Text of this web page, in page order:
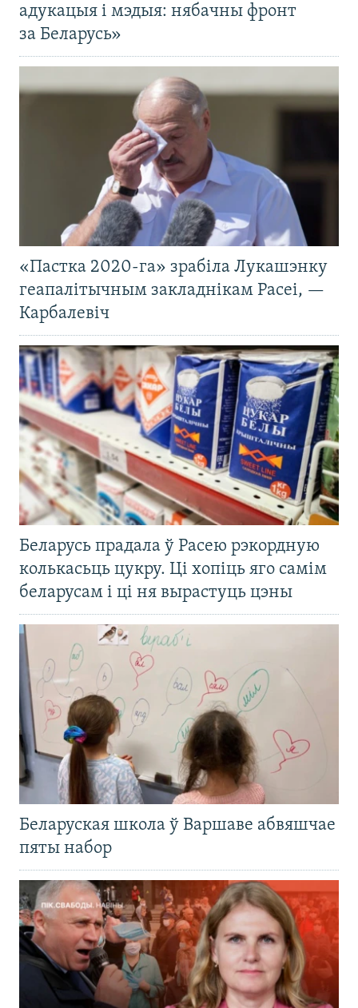
адукацыя і мэдыя: нябачны фронт
за Беларусь»
«Пастка 2020-га» зрабіла Лукашэнку
геапалітычным закладнікам Расеі, —
Карбалевіч
Беларусь прадала ў Расею рэкордную
колькасьць цукру. Ці хопіць яго самім
беларусам і ці ня вырастуць цэны
Беларуская школа ў Варшаве абвяшчае
пяты набор